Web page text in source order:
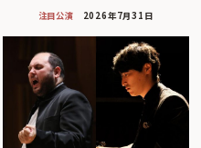
注目公演 2026年7月31日